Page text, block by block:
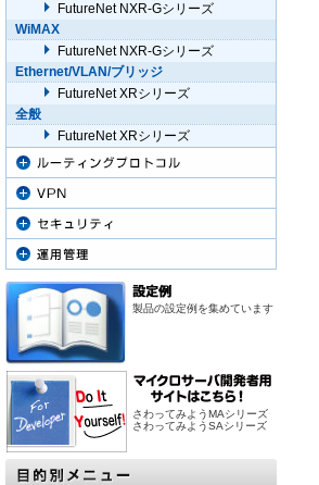
FutureNet NXR-Gシリーズ
WiMAX
FutureNet NXR-Gシリーズ
Ethernet/VLAN/ブリッジ
FutureNet XRシリーズ
全般
FutureNet XRシリーズ
製品の設定例を集めています
さわってみようMAシリーズ
さわってみようSAシリーズ